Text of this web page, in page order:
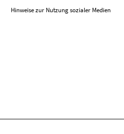
Hinweise zur Nutzung sozialer Medien